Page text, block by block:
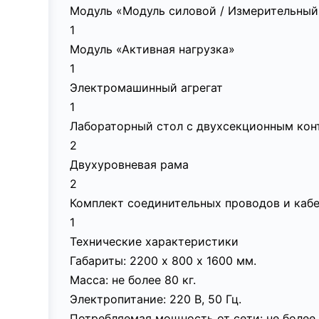
Модуль «Модуль силовой /
1
Модуль «Активная нагрузка»
1
Электромашинный агрегат
1
Лабораторный стол с двухсекционным
2
Двухуровневая рама
2
Комплект соединительных проводов и
1
Технические характеристики
Габариты: 2200 х 800 х 1600 мм.
Масса: не более 80 кг.
Электропитание: 220 В, 50 Гц.